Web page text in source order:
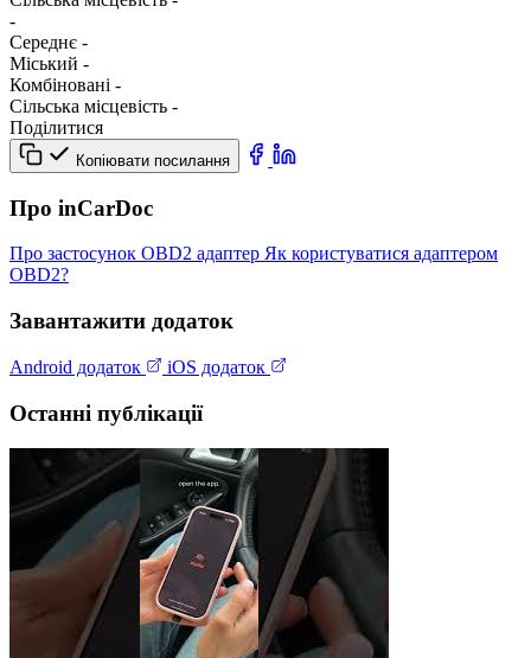
-
Середнє -
Міський -
Комбіновані -
Сільська місцевість -
Поділитися
Копіювати посилання
Про inCarDoc
Про застосунок OBD2 адаптер Як користуватися адаптером
OBD2?
Завантажити додаток
Android додаток iOS додаток
Останні публікації